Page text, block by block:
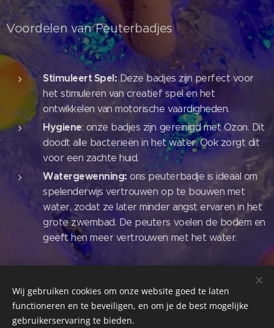
Voordelen van Peuterbadjes
Stimuleert Spel:Deze badjes zijn perfect voor
het stimuleren van creatief spel en het
ontwikkelen van motorische vaardigheden.
Hygiene: onze badjes zijn gereinigd met Ozon. Dit
doodt alle bacterieën in het water. Ook zorgt dit
voor een zachte huid.
Watergewenning: ons peuterbadje is ideaal om
spelenderwijs vertrouwen op te bouwen met
water, zodat ze later minder angst ervaren in het
grote zwembad. De peuters voelen de bodem en
geeft hen meer vertrouwen met het water.
Wij gebruiken cookies om onze website goed te laten
functioneren en te beveiligen, en om je de best mogelijke
gebruikerservaring te bieden.